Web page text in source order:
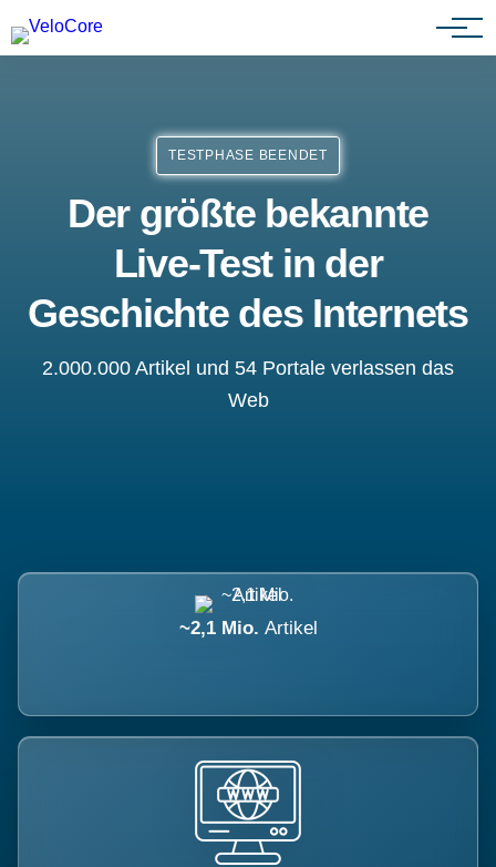
Agenturen & Webdesigner
TESTPHASE BEENDET
Der größte bekannte
Live-Test in der
Geschichte des Internets
2.000.000 Artikel und 54 Portale verlassen das
Web
~2,1 Mio. Artikel